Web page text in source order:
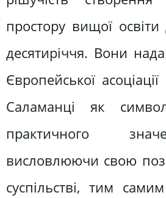
простору вищої
десятиріччя. Вони
Європейської
Саламанці як
практичного
висловлюючи свою
суспільстві, тим